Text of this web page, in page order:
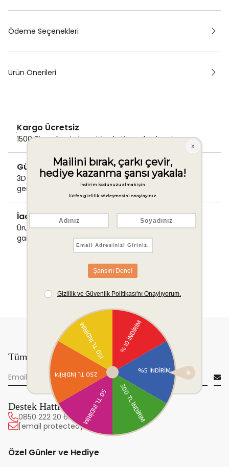
Ödeme Seçenekleri
Ürün Önerileri
Kargo Ücretsiz
1500 TL ve üzeri alışverişlerde Kargo bedava!
Güvenli Ödeme
3D Secure ile güvenli ödemenizi
gerçekleştirin.
İade & Değişim Garantisi
Ürünlerinizde sorunsuz iade ve değişim
garantisi.
Tüm yeniliklerden önce sen haberdar ol!
Destek Hattı
0850 222 20 63
[email protected]
Özel Günler ve Hediye